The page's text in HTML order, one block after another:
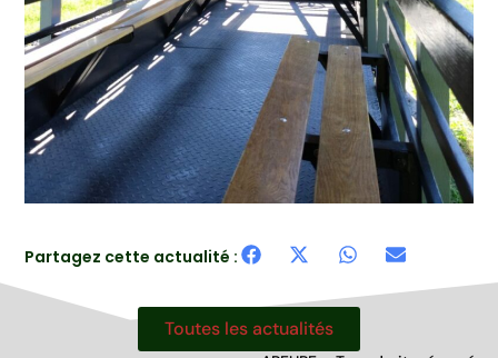
Partagez cette actualité :
Toutes les actualités